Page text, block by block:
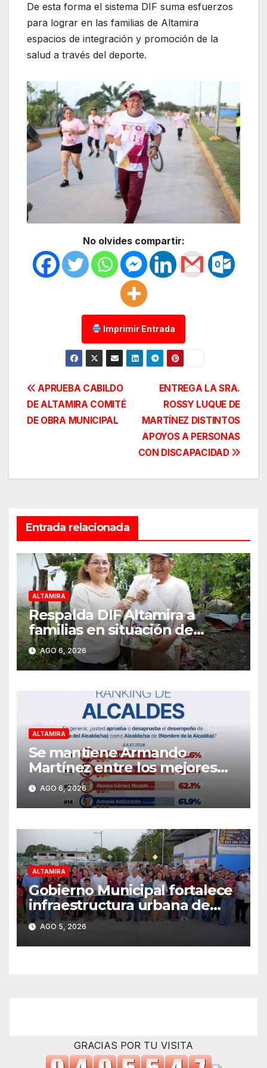
De esta forma el sistema DIF suma esfuerzos
para lograr en las familias de Altamira
espacios de integración y promoción de la
salud a través del deporte.
No olvides compartir:
Imprimir Entrada
Navegación
de
ENTREGA LA SRA.
ROSSY LUQUE DE
MARTÍNEZ DISTINTOS
APOYOS A PERSONAS
CON DISCAPACIDAD
APRUEBA CABILDO
DE ALTAMIRA COMITÉ
DE OBRA MUNICIPAL
Entrada relacionada
ALTAMIRA
Respalda DIF Altamira a
familias en situación de
vulnerabilidad
AGO 6, 2026
ALTAMIRA
Se mantiene Armando
Martínez entre los mejores
alcaldes del país y número
uno en Tamaulipas
AGO 6, 2026
ALTAMIRA
Gobierno Municipal fortalece
infraestructura urbana de
Altamira
AGO 5, 2026
GRACIAS POR TU VISITA